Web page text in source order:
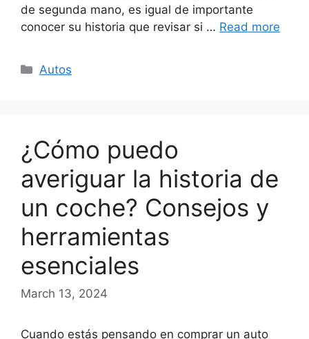
de segunda mano, es igual de importante
conocer su historia que revisar si … Read more
Categories
Autos
¿Cómo puedo
averiguar la historia de
un coche? Consejos y
herramientas
esenciales
March 13, 2024
Cuando estás pensando en comprar un auto